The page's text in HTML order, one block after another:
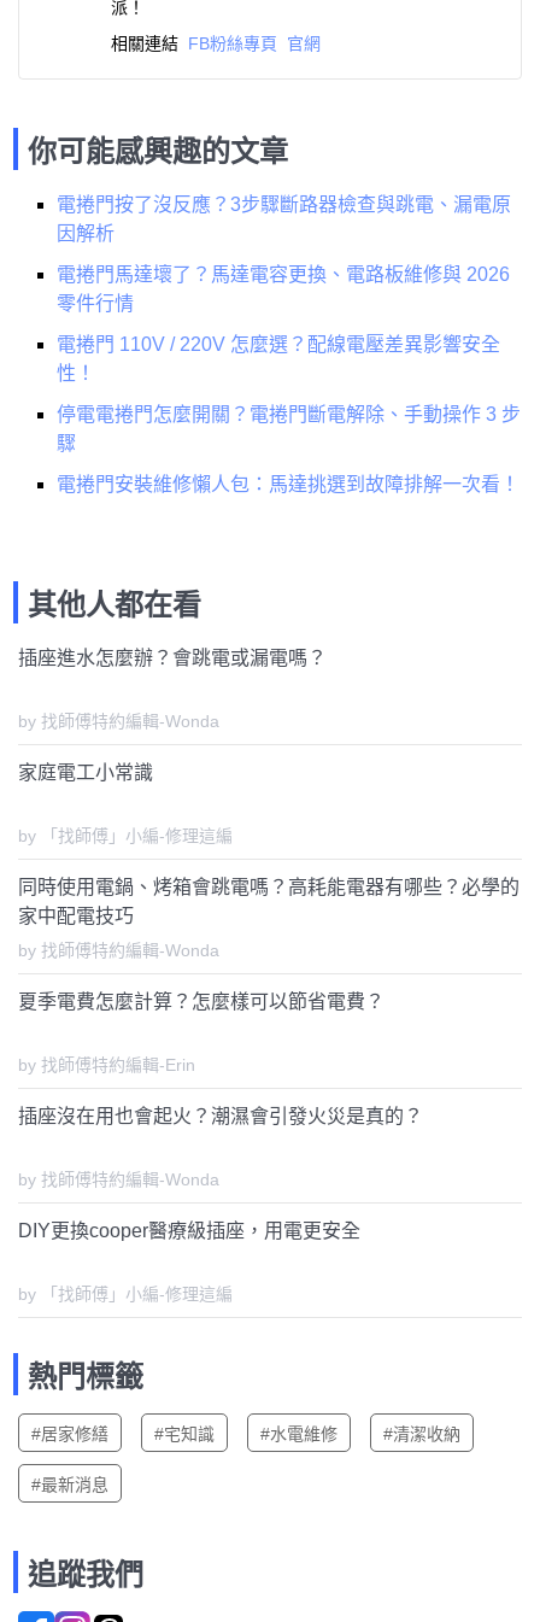
派！
相關連結 FB粉絲專頁 官網
你可能感興趣的文章
電捲門按了沒反應？3步驟斷路器檢查與跳電、漏電原
因解析
電捲門馬達壞了？馬達電容更換、電路板維修與 2026
零件行情
電捲門 110V / 220V 怎麼選？配線電壓差異影響安全
性！
停電電捲門怎麼開關？電捲門斷電解除、手動操作 3 步
驟
電捲門安裝維修懶人包：馬達挑選到故障排解一次看！
其他人都在看
插座進水怎麼辦？會跳電或漏電嗎？
by 找師傅特約編輯-Wonda
家庭電工小常識
by 「找師傅」小編-修理這編
同時使用電鍋、烤箱會跳電嗎？高耗能電器有哪些？必學的
家中配電技巧
by 找師傅特約編輯-Wonda
夏季電費怎麼計算？怎麼樣可以節省電費？
by 找師傅特約編輯-Erin
插座沒在用也會起火？潮濕會引發火災是真的？
by 找師傅特約編輯-Wonda
DIY更換cooper醫療級插座，用電更安全
by 「找師傅」小編-修理這編
熱門標籤
#居家修繕 #宅知識 #水電維修 #清潔收納
#最新消息
追蹤我們